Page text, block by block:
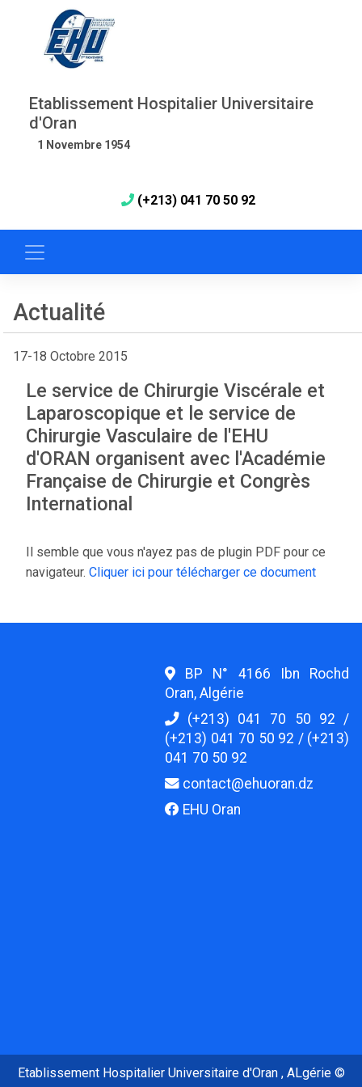
Etablissement Hospitalier Universitaire
d'Oran
1 Novembre 1954
(+213) 041 70 50 92
Actualité
17-18 Octobre 2015
Le service de Chirurgie Viscérale et
Laparoscopique et le service de
Chirurgie Vasculaire de l'EHU
d'ORAN organisent avec l'Académie
Française de Chirurgie et Congrès
International
Il semble que vous n'ayez pas de plugin PDF pour ce
navigateur. Cliquer ici pour télécharger ce document
BP N° 4166 Ibn Rochd
Oran, Algérie
(+213) 041 70 50 92 /
(+213) 041 70 50 92 / (+213)
041 70 50 92
contact@ehuoran.dz
EHU Oran
Etablissement Hospitalier Universitaire d'Oran , ALgérie ©